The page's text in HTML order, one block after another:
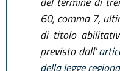
60, comma 7,
di titolo
previsto dall'
della legge